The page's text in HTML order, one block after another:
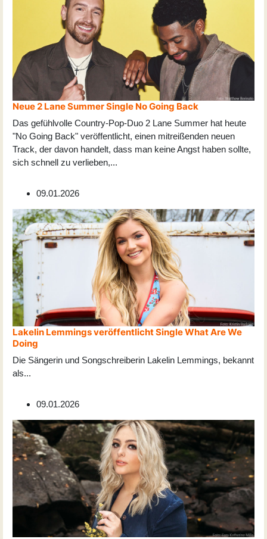
Neue 2 Lane Summer Single No Going Back
Das gefühlvolle Country-Pop-Duo 2 Lane Summer hat heute
"No Going Back" veröffentlicht, einen mitreißenden neuen
Track, der davon handelt, dass man keine Angst haben sollte,
sich schnell zu verlieben,...
09.01.2026
Lakelin Lemmings veröffentlicht Single What Are We
Doing
Die Sängerin und Songschreiberin Lakelin Lemmings, bekannt
als...
09.01.2026